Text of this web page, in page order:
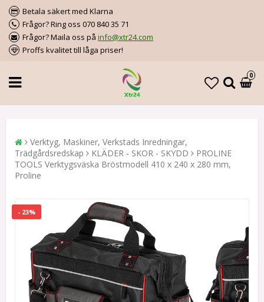
Betala säkert med Klarna
Frågor? Ring oss 070 840 35 71
Frågor? Maila oss på info@xtr24.com
Proffs kvalitet till låga priser!
0
Verktyg, Maskiner, Verkstads Inredningar,
Trädgårdsredskap
KLÄDER - SKOR - SKYDD
PROLINE
TOOLS Verktygsväska Bröstmodell 410 x 240 x 280 mm,
Proline
- 23%